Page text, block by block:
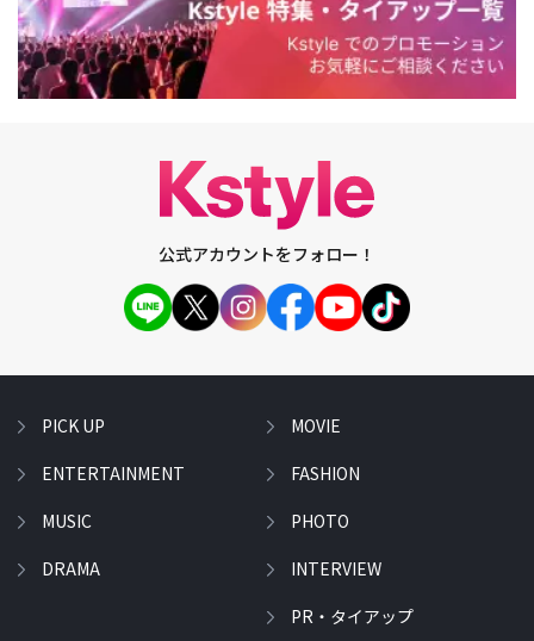
公式アカウントをフォロー！
PICK UP
ENTERTAINMENT
MUSIC
DRAMA
MOVIE
FASHION
PHOTO
INTERVIEW
PR・タイアップ